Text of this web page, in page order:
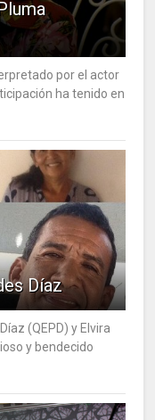
por el actor
ha tenido en
Díaz
(QEPD) y Elvira
y bendecido